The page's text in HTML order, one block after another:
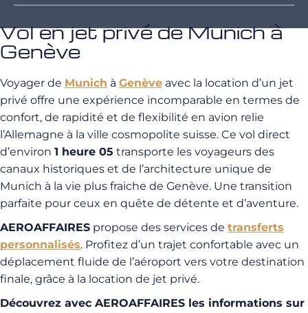
Vol en jet privé de Munich à
Genève
Voyager de Munich à Genève avec la location d’un jet
privé offre une expérience incomparable en termes de
confort, de rapidité et de flexibilité en avion relie
l’Allemagne à la ville cosmopolite suisse. Ce vol direct
d’environ 1 heure 05 transporte les voyageurs des
canaux historiques et de l’architecture unique de
Munich à la vie plus fraiche de Genève. Une transition
parfaite pour ceux en quête de détente et d’aventure.
AEROAFFAIRES propose des services de transferts
personnalisés. Profitez d’un trajet confortable avec un
déplacement fluide de l’aéroport vers votre destination
finale, grâce à la location de jet privé.
Découvrez avec AEROAFFAIRES les informations sur